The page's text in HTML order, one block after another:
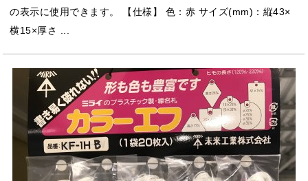
の表示に使用できます。 【仕様】 色：赤 サイズ(mm)：縦43×
横15×厚さ ...